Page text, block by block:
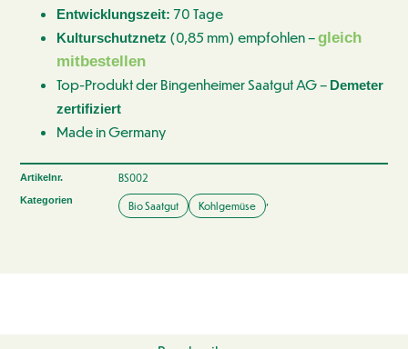
Entwicklungszeit: 70 Tage
Kulturschutznetz (0,85 mm) empfohlen –gleich
mitbestellen
Top-Produkt der Bingenheimer Saatgut AG – Demeter
zertifiziert
Made in Germany
Artikelnr. BS002
Kategorien Bio Saatgut Kohlgemüse